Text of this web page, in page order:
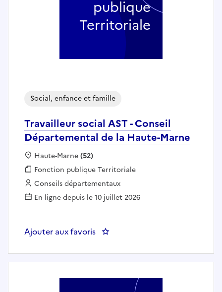
Travailleur social AST - Conseil
Départemental de la Haute-Marne
Social, enfance et famille
Localisation :
Haute-Marne(52)
Fonction publique :
Fonction publique Territoriale
Employeur :
Conseils départementaux
En ligne depuis le 10 juillet 2026
Ajouter aux favoris : Travailleur social AST -
publique
Territoriale